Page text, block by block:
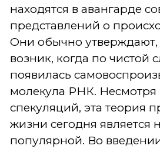
находятся в авангарде
представлений о
Они обычно
возник, когда по чистой
появилась
молекула РНК. Несмотря
спекуляций, эта теория
жизни сегодня является
популярной. Во